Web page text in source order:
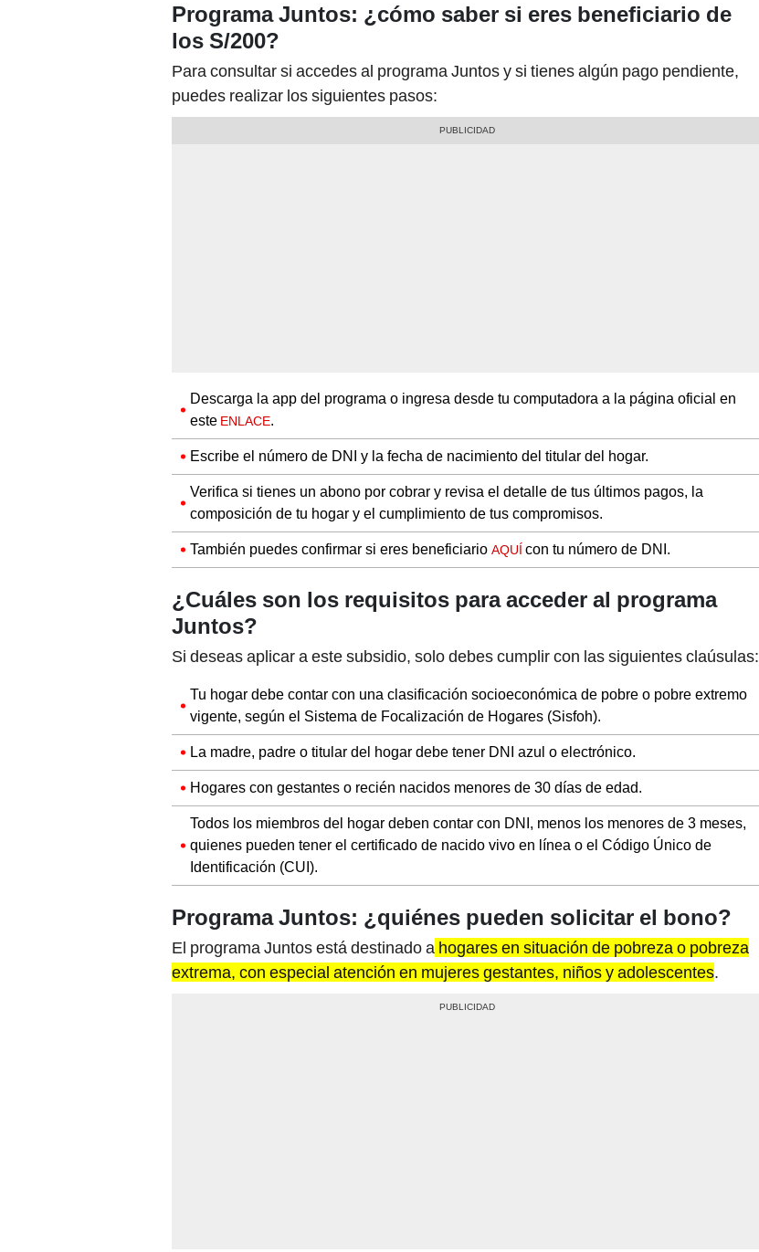
Programa Juntos: ¿cómo saber si eres beneficiario de
los S/200?
Para consultar si accedes al programa Juntos y si tienes algún pago pendiente,
puedes realizar los siguientes pasos:
Descarga la app del programa o ingresa desde tu computadora a la página oficial en
este ENLACE.
Escribe el número de DNI y la fecha de nacimiento del titular del hogar.
Verifica si tienes un abono por cobrar y revisa el detalle de tus últimos pagos, la
composición de tu hogar y el cumplimiento de tus compromisos.
También puedes confirmar si eres beneficiario AQUÍ con tu número de DNI.
¿Cuáles son los requisitos para acceder al programa
Juntos?
Si deseas aplicar a este subsidio, solo debes cumplir con las siguientes claúsulas:
Tu hogar debe contar con una clasificación socioeconómica de pobre o pobre extremo
vigente, según el Sistema de Focalización de Hogares (Sisfoh).
La madre, padre o titular del hogar debe tener DNI azul o electrónico.
Hogares con gestantes o recién nacidos menores de 30 días de edad.
Todos los miembros del hogar deben contar con DNI, menos los menores de 3 meses,
quienes pueden tener el certificado de nacido vivo en línea o el Código Único de
Identificación (CUI).
Programa Juntos: ¿quiénes pueden solicitar el bono?
El programa Juntos está destinado a hogares en situación de pobreza o pobreza
extrema, con especial atención en mujeres gestantes, niños y adolescentes.